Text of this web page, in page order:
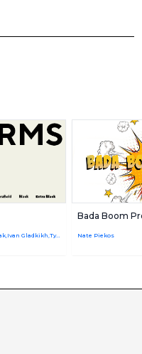
Pavel Emelyanov,Marina Khodak,Ivan Gladkikh,TypeType Team
Bada Boom
Nate Piekos